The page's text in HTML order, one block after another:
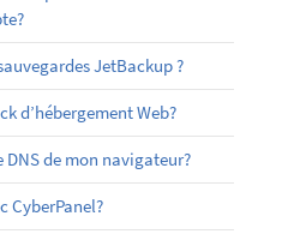
JetBackup ?
d’hébergement Web?
de mon navigateur?
CyberPanel?